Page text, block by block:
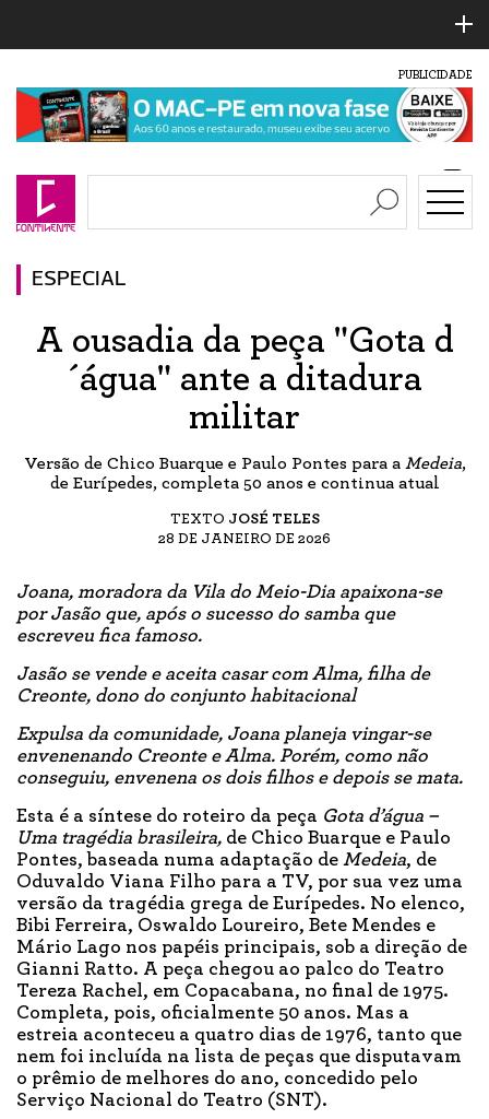
PUBLICIDADE
ESPECIAL
A ousadia da peça "Gota d
´água" ante a ditadura
militar
Versão de Chico Buarque e Paulo Pontes para a Medeia,
de Eurípedes, completa 50 anos e continua atual
TEXTO JOSÉ TELES
28 DE JANEIRO DE 2026
Joana, moradora da Vila do Meio-Dia apaixona-se
por Jasão que, após o sucesso do samba que
escreveu fica famoso.
Jasão se vende e aceita casar com Alma, filha de
Creonte, dono do conjunto habitacional
Expulsa da comunidade, Joana planeja vingar-se
envenenando Creonte e Alma. Porém, como não
conseguiu, envenena os dois filhos e depois se mata.
Esta é a síntese do roteiro da peça Gota d’água –
Uma tragédia brasileira, de Chico Buarque e Paulo
Pontes, baseada numa adaptação de Medeia, de
Oduvaldo Viana Filho para a TV, por sua vez uma
versão da tragédia grega de Eurípedes. No elenco,
Bibi Ferreira, Oswaldo Loureiro, Bete Mendes e
Mário Lago nos papéis principais, sob a direção de
Gianni Ratto. A peça chegou ao palco do Teatro
Tereza Rachel, em Copacabana, no final de 1975.
Completa, pois, oficialmente 50 anos. Mas a
estreia aconteceu a quatro dias de 1976, tanto que
nem foi incluída na lista de peças que disputavam
o prêmio de melhores do ano, concedido pelo
Serviço Nacional do Teatro (SNT).